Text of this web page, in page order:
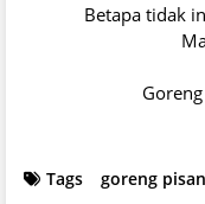
Betapa tidak
Tags goreng